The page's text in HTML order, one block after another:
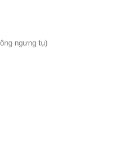
ngưng tụ)